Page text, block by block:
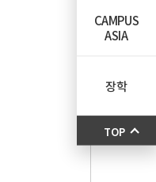
CAMPUS
ASIA
장학
TOP